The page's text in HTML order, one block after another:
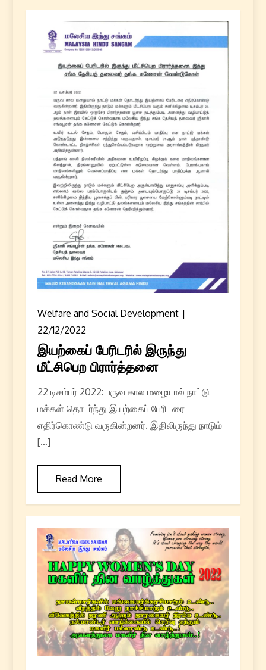
Welfare and Social Development
22/12/2022
இயற்கைப் பேரிடரில் இருந்து
மீட்சிபெற பிரார்த்தனை
22 டிசம்பர் 2022: பருவ கால மழையால் நாட்டு
மக்கள் தொடர்ந்து இயற்கைப் பேரிடரை
எதிர்கொண்டு வருகின்றனர். இதிலிருந்து நாடும்
[…]
Read More